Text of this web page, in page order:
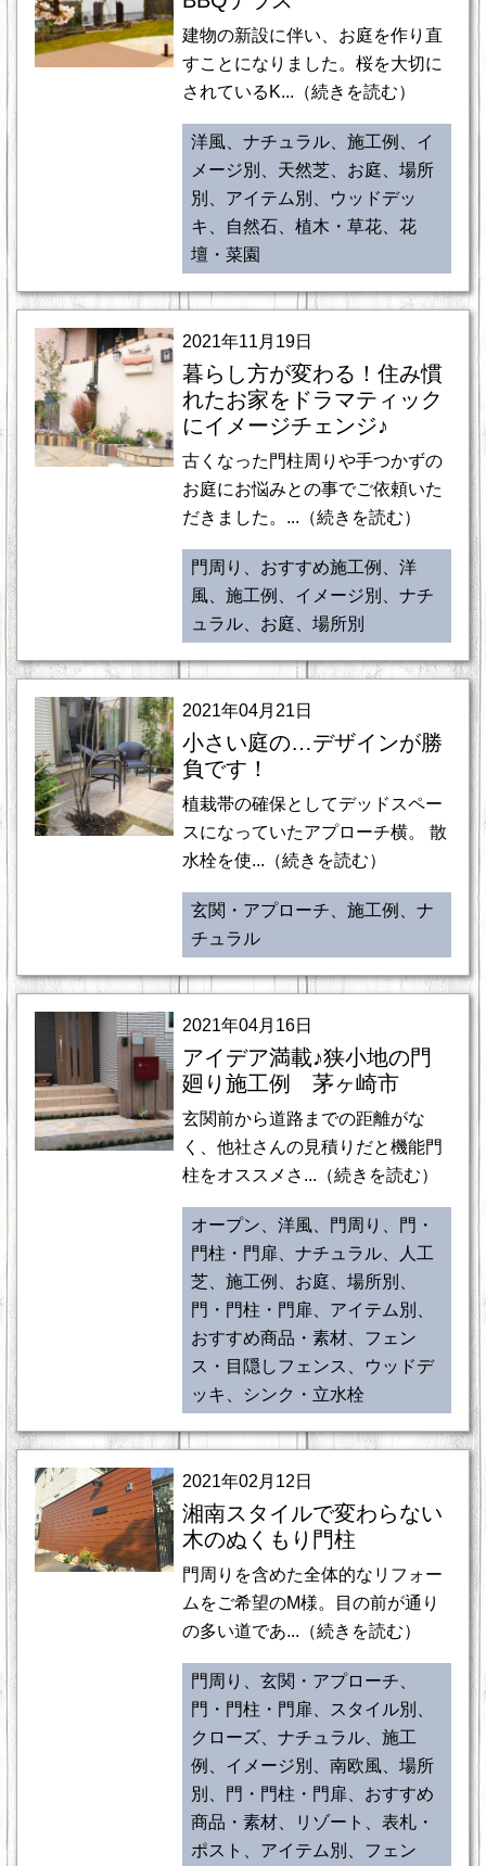
建物の新設に伴い、お庭を作り直
すことになりました。桜を大切に
されているK...（続きを読む）
洋風、ナチュラル、施工例、イ
メージ別、天然芝、お庭、場所
別、アイテム別、ウッドデッ
キ、自然石、植木・草花、花
壇・菜園
2021年11月19日
暮らし方が変わる！住み慣
れたお家をドラマティック
にイメージチェンジ♪
古くなった門柱周りや手つかずの
お庭にお悩みとの事でご依頼いた
だきました。...（続きを読む）
門周り、おすすめ施工例、洋
風、施工例、イメージ別、ナチ
ュラル、お庭、場所別
2021年04月21日
小さい庭の…デザインが勝
負です！
植栽帯の確保としてデッドスペー
スになっていたアプローチ横。 散
水栓を使...（続きを読む）
玄関・アプローチ、施工例、ナ
チュラル
2021年04月16日
アイデア満載♪狭小地の門
廻り施工例 茅ヶ崎市
玄関前から道路までの距離がな
く、他社さんの見積りだと機能門
柱をオススメさ...（続きを読む）
オープン、洋風、門周り、門・
門柱・門扉、ナチュラル、人工
芝、施工例、お庭、場所別、
門・門柱・門扉、アイテム別、
おすすめ商品・素材、フェン
ス・目隠しフェンス、ウッドデ
ッキ、シンク・立水栓
2021年02月12日
湘南スタイルで変わらない
木のぬくもり門柱
門周りを含めた全体的なリフォー
ムをご希望のM様。目の前が通り
の多い道であ...（続きを読む）
門周り、玄関・アプローチ、
門・門柱・門扉、スタイル別、
クローズ、ナチュラル、施工
例、イメージ別、南欧風、場所
別、門・門柱・門扉、おすすめ
商品・素材、リゾート、表札・
ポスト、アイテム別、フェン